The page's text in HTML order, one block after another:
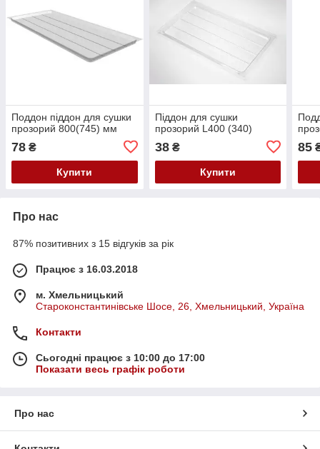
Поддон піддон для сушки
прозорий 800(745) мм
78 ₴
Купити
Піддон для сушки
прозорий L400 (340)
38₴
Купити
85
Про нас
87% позитивних з 15 відгуків за рік
Працює з 16.03.2018
м. Хмельницький
Староконстантинівське Шосе, 26, Хмельницький, Україна
Контакти
Сьогодні працює з 10:00 до 17:00
Показати весь графік роботи
Про нас